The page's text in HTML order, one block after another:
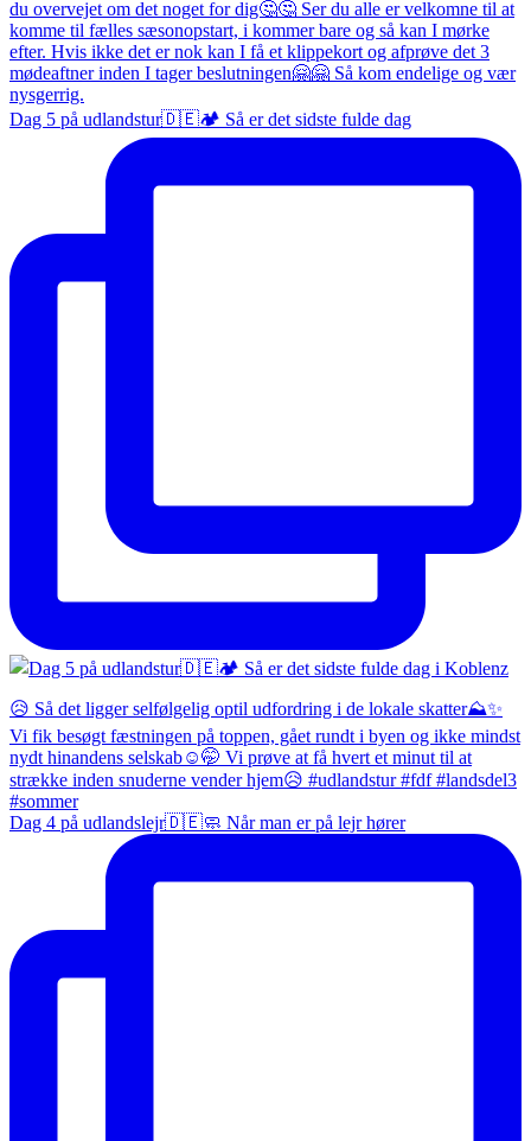
Dag 5 på udlandstur🇩🇪🏕️ Så er det sidste fulde dag
Dag 4 på udlandslejr🇩🇪🧼 Når man er på lejr hører